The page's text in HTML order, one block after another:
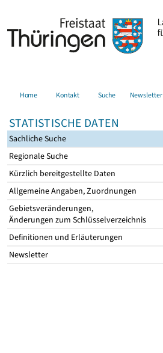
Home Kontakt Suche Newsletter
STATISTISCHE DATEN
Sachliche Suche
Regionale Suche
Kürzlich bereitgestellte Daten
Allgemeine Angaben, Zuordnungen
Gebietsveränderungen,
Änderungen zum Schlüsselverzeichnis
Definitionen und Erläuterungen
Newsletter